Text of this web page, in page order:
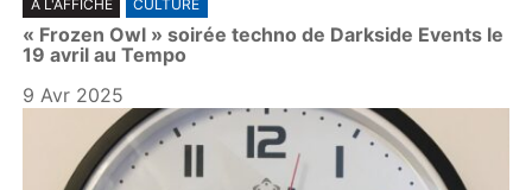
l
a
y
A L'AFFICHE CULTURE
« Frozen Owl » soirée techno de Darkside Events le
19 avril au Tempo
9 Avr 2025